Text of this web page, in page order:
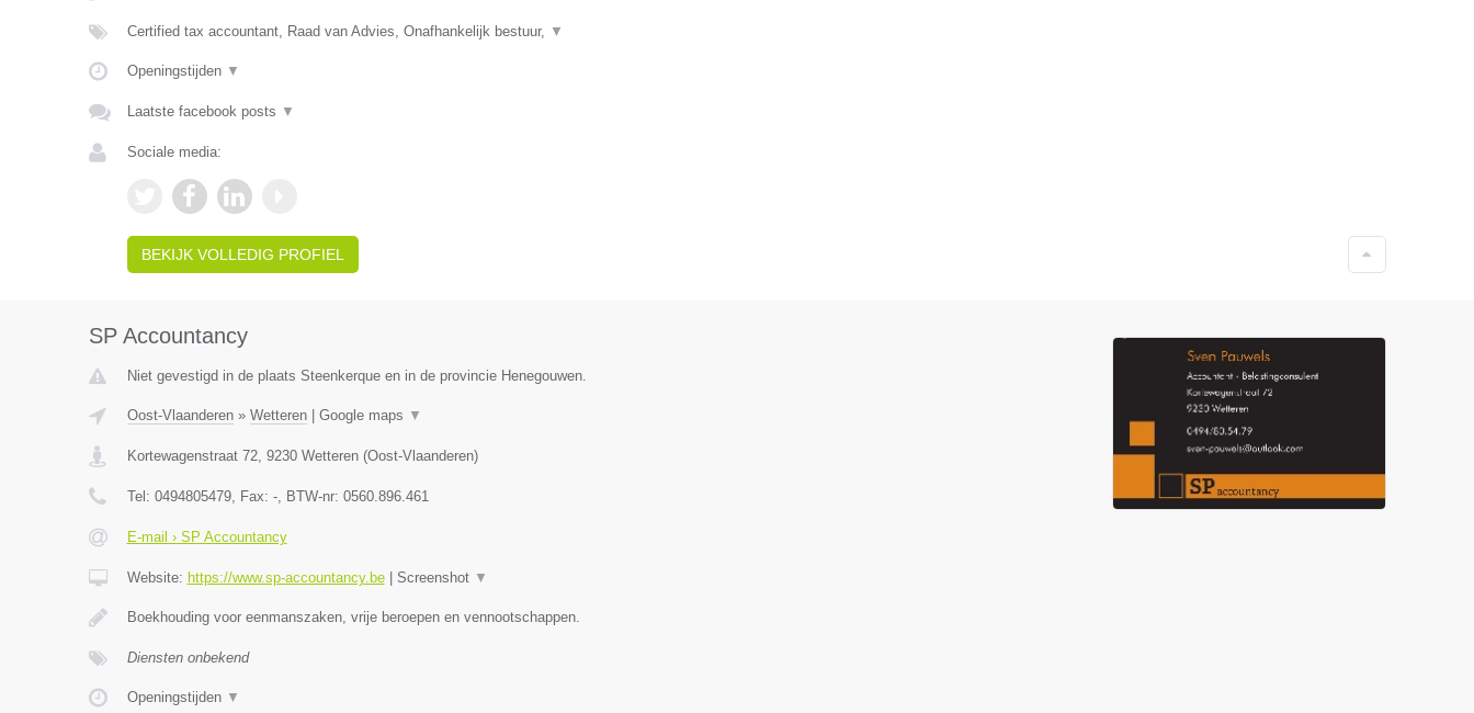
Certified tax accountant, Raad van Advies, Onafhankelijk bestuur, ▼
Openingstijden ▼
Laatste facebook posts ▼
Sociale media:
BEKIJK VOLLEDIG PROFIEL
SP Accountancy
Niet gevestigd in de plaats Steenkerque en in de provincie Henegouwen.
Oost-Vlaanderen» Wetteren| Google maps ▼
Kortewagenstraat 72, 9230 Wetteren(Oost-Vlaanderen)
Tel: 0494805479, Fax: -, BTW-nr: 0560.896.461
E-mail › SP Accountancy
Website: https://www.sp-accountancy.be| Screenshot ▼
Boekhouding voor eenmanszaken, vrije beroepen en vennootschappen.
Diensten onbekend
Openingstijden ▼